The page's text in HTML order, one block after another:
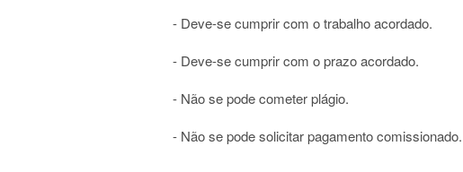
- Deve-se cumprir com o trabalho acordado.
- Deve-se cumprir com o prazo acordado.
- Não se pode cometer plágio.
- Não se pode solicitar pagamento comissionado.